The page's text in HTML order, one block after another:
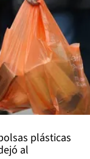
plásticas
al